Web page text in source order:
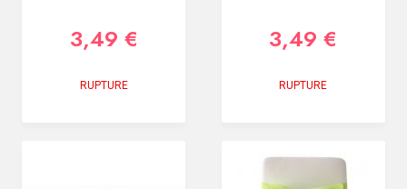
3,49 €
RUPTURE
3,49 €
RUPTURE